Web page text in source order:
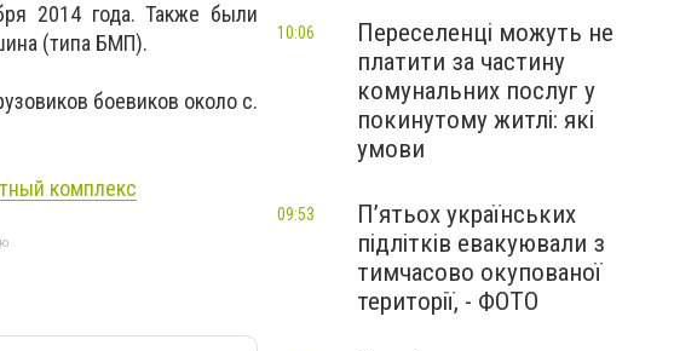
2014 года. Также были
(типа БМП).
боевиков около с.
комплекс
Переселенці можуть не
платити за частину
комунальних послуг у
покинутому житлі: які
умови
10:06
П’ятьох українських
підлітків евакуювали з
тимчасово окупованої
території, - ФОТО
09:53